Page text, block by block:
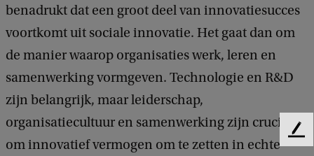
benadrukt dat een groot deel van innovatiesucces
voortkomt uit sociale innovatie. Het gaat dan om
de manier waarop organisaties werk, leren en
samenwerking vormgeven. Technologie en R&D
zijn belangrijk, maar leiderschap,
organisatiecultuur en samenwerking zijn cruciaal
om innovatief vermogen om te zetten in echte
F